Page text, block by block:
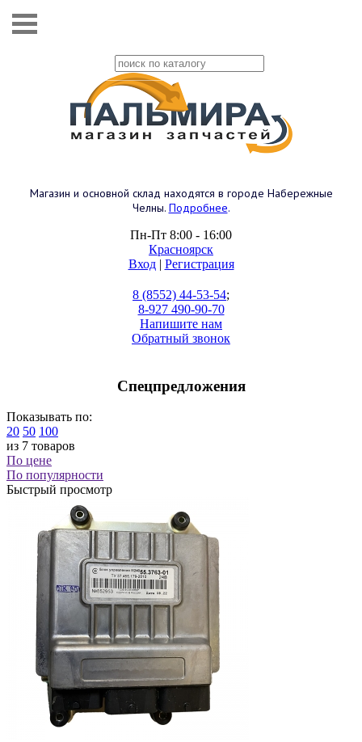
Магазин и основной склад находятся в городе Набережные
Челны. Подробнее.
Пн-Пт 8:00 - 16:00
Красноярск
Вход| Регистрация
8 (8552) 44-53-54;
8-927 490-90-70
Напишите нам
Обратный звонок
Спецпредложения
Показывать по:
20 50 100
из 7 товаров
По цене
По популярности
Быстрый просмотр